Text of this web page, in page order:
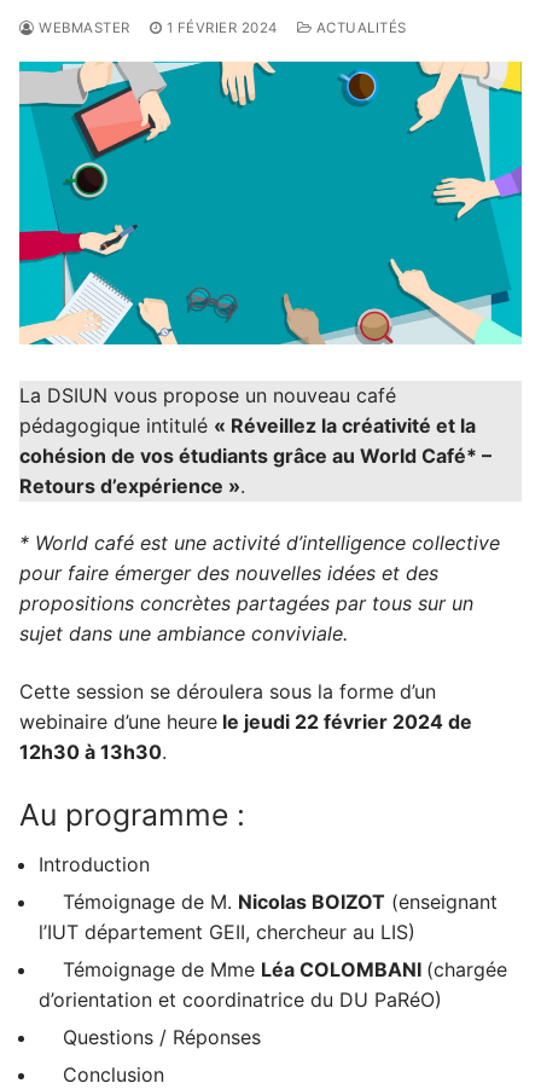
WEBMASTER 1 FÉVRIER 2024 ACTUALITÉS
La DSIUN vous propose un nouveau café
pédagogique intitulé « Réveillez la créativité et la
cohésion de vos étudiants grâce au World Café* –
Retours d’expérience ».
* World café est une activité d’intelligence collective
pour faire émerger des nouvelles idées et des
propositions concrètes partagées par tous sur un
sujet dans une ambiance conviviale.
Cette session se déroulera sous la forme d’un
webinaire d’une heure le jeudi 22 février 2024 de
12h30 à 13h30.
Au programme :
Introduction
Témoignage de M. Nicolas BOIZOT (enseignant
l’IUT département GEII, chercheur au LIS)
Témoignage de Mme Léa COLOMBANI (chargée
d’orientation et coordinatrice du DU PaRéO)
Questions / Réponses
Conclusion